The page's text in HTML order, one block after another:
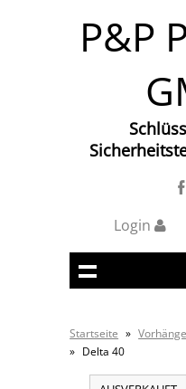
P&P
Login
Startseite »
» Delta 40